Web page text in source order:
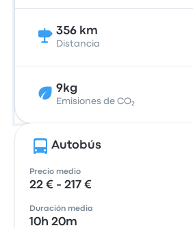
356 km
Distancia
9kg
Emisiones de CO₂
Autobús
Precio medio
22 € - 217 €
Duración media
10h 20m